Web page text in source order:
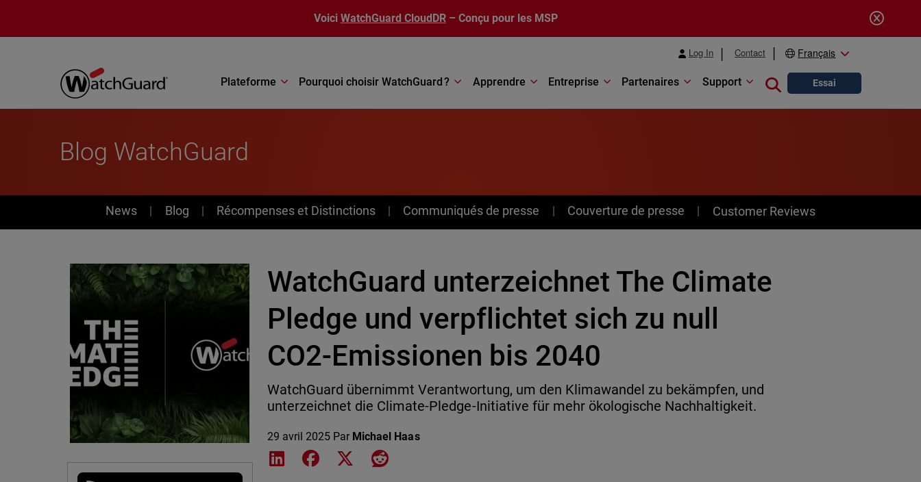
Voici WatchGuard CloudDR – Conçu pour les MSP
Log In Contact Français
Plateforme Pourquoi choisir WatchGuard ? Apprendre Entreprise Partenaires Support Close search
Essai
Blog WatchGuard
News
News Blog Récompenses et Distinctions Communiqués de presse Couverture de presse Customer Reviews
WatchGuard unterzeichnet The Climate
Pledge und verpflichtet sich zu null
CO2-Emissionen bis 2040
WatchGuard übernimmt Verantwortung, um den Klimawandel zu bekämpfen, und
unterzeichnet die Climate-Pledge-Initiative für mehr ökologische Nachhaltigkeit.
29 avril 2025 Par Michael Haas
Share on LinkedIn
Share on Facebook
Share on XShare on Reddit